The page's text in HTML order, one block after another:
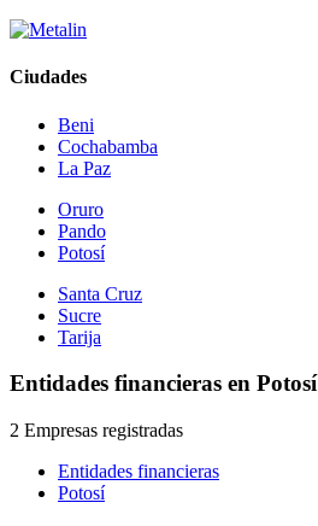
Ciudades
Beni
Cochabamba
La Paz
Oruro
Pando
Potosí
Santa Cruz
Sucre
Tarija
Entidades financieras en Potosí
2 Empresas registradas
Entidades financieras
Potosí